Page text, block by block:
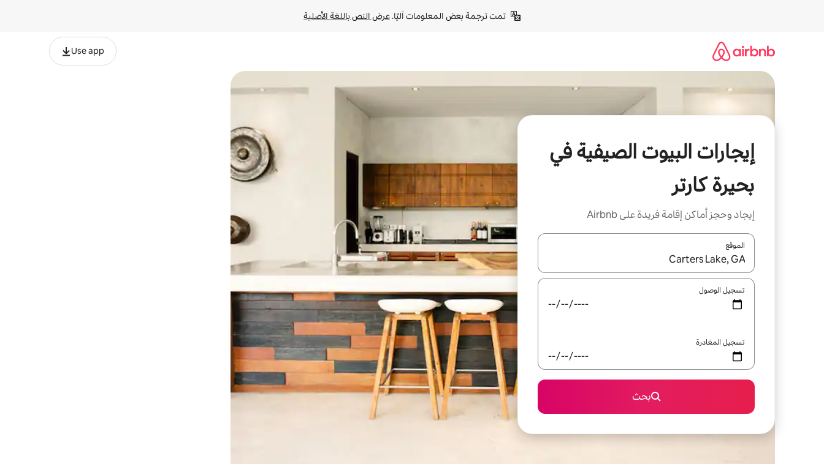
تمت ترجمة بعض المعلومات آليًا. عرض النص باللغة الأصلية
Use app
إيجارات البيوت الصيفية في
بحيرة كارتر
إيجاد وحجز أماكن إقامة فريدة على Airbnb
الموقع
عند توفر النتائج، انتقل باستخدام السهمين لأعلى ولأسفل أو استكشف عن طريق اللمس أو السحب.
تسجيل الوصول
تسجيل المغادرة
بحث